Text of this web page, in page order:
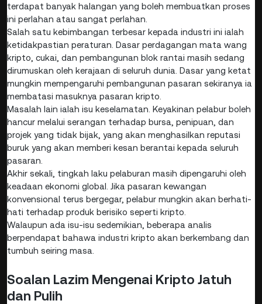
terdapat banyak halangan yang boleh membuatkan proses
ini perlahan atau sangat perlahan.
Salah satu kebimbangan terbesar kepada industri ini ialah
ketidakpastian peraturan. Dasar perdagangan mata wang
kripto, cukai, dan pembangunan blok rantai masih sedang
dirumuskan oleh kerajaan di seluruh dunia. Dasar yang ketat
mungkin mempengaruhi pembangunan pasaran sekiranya ia
membatasi masuknya pasaran kripto.
Masalah lain ialah isu keselamatan. Keyakinan pelabur boleh
hancur melalui serangan terhadap bursa, penipuan, dan
projek yang tidak bijak, yang akan menghasilkan reputasi
buruk yang akan memberi kesan berantai kepada seluruh
pasaran.
Akhir sekali, tingkah laku pelaburan masih dipengaruhi oleh
keadaan ekonomi global. Jika pasaran kewangan
konvensional terus bergegar, pelabur mungkin akan berhati-
hati terhadap produk berisiko seperti kripto.
Walaupun ada isu-isu sedemikian, beberapa analis
berpendapat bahawa industri kripto akan berkembang dan
tumbuh seiring masa.
Soalan Lazim Mengenai Kripto Jatuh
dan Pulih